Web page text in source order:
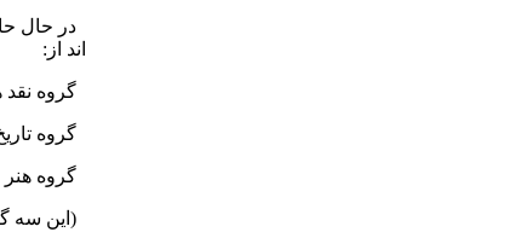
اند از:
گروه نقد
گروه
گروه
(این سه